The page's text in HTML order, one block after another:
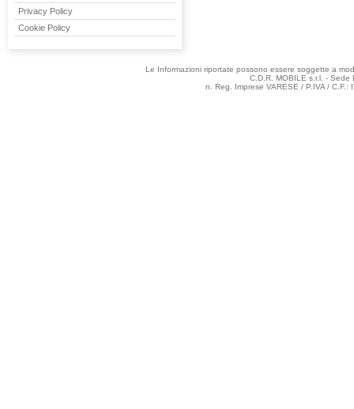
Privacy Policy
Cookie Policy
Le Informazioni riportate possono essere soggette a
C.D.R. MOBILE s.r.l. -
n. Reg. Imprese VARESE / P.IVA /